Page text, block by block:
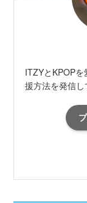
ITZYとKPOP
援方法を発信し